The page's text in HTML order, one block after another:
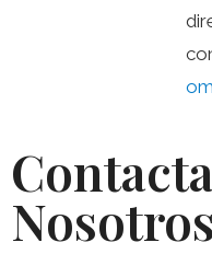
om
Nosotros